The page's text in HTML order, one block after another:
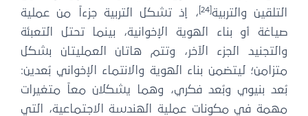
التلقين والتربية [24]
، إذ تشكل التربية جزءاً من عملية
صياغة أو بناء الهوية الإخوانية، بينما تحتل التعبئة
والتجنيد الجزء الآخر، وتتم هاتان العمليتان بشكل
متزامن؛ ليتضمن بناء الهوية والانتماء الإخواني بُعدين:
بُعد بنيوي وبُعد فكري، وهما يشكلان معاً متغيرات
مهمة في مكونات عملية الهندسة الاجتماعية، التي